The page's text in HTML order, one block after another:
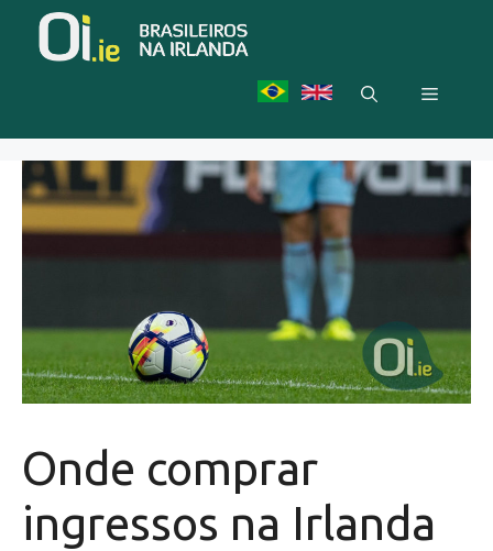
content
Menu
Onde comprar
ingressos na Irlanda